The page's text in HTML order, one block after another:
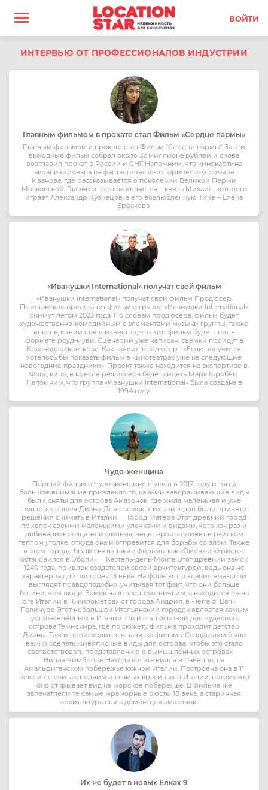
ВОЙТИ
ИНТЕРВЬЮ ОТ ПРОФЕССИОНАЛОВ ИНДУСТРИИ
Главным фильмом в прокате стал Фильм «Сердце пармы»
Главным фильмом в прокате стал Фильм "Сердце пармы" За эти
выходные фильм собрал около 32 миллиона рублей и снова
возглавил прокат в России и СНГ. Напомним, что кинокартина
экранизирована на фантастическо-историческом романе
Иванова, где рассказывается о поколении Великой Перми
Московской. Главным героем является – князь Михаил, которого
играет Александр Кузнецов, а его возлюбленную Тиче – Елена
Ербакова.
«Иванушки International» получат свой фильм
«Иванушки International» получат свой фильм Продюсер
Пристансков представит фильм о группе «Иванушки International»
снимут летом 2023 года. По словам продюсера, фильм будет
художественно-комедийным с элементами музыки группы, также
впоследствии стало известно, что этот фильм будет снят в
формате роуд-муви. Сценарий уже написан, съемки пройдут в
Краснодарском крае. Как заявил продюсер - «Если получится,
хотелось бы показать фильм в кинотеатрах уже на следующие
новогодние праздники». Проект также находится на экспертизе в
Фонд кино, в кресле режиссера будет сидеть Марк Горобец.
Напомним, что группа «Иванушки International» была создана в
1994 году.
Чудо-женщина
Первый фильм о Чудо-женщине вышел в 2017 году и тогда
большое внимание привлекло то, какими завораживающие виды
были сняты для острова Амазонок, где жила маленькая и уже
повзрослевшая Диана. Для съемок этих эпизодов было принято
решения снимать в Италии. Город Матера Этот древний город
привлек своими маленькими улочками и видами, чего как раз и
добивались создатели фильма, ведь героиня живет в райском
теплом уголке, откуда она и отправится для борьбы со злом. Также
в этом городе были сняты такие фильмы как «Омен» и «Христос
остановился в Эболи» Кастель-дель-Монте Этот древний замок
1240 года, привлек создателей своей архитектурой, ведь она не
характерна для построек 13 века. На фоне этого здания амазонки
выглядят правдоподобно, учитывая тот факт, что они больше
богини, чем люди. Замок называют охотничьим, а находится он на
юге Италии в 16 километрах от города Андрия, в «Terra di Bari».
Палинуро Этот небольшой Итальянский городок является самым
густонаселенным в Италии. Он и стал основой для чудесного
острова Темискира, где по сюжету фильма проходит детство
Дианы. Там и происходит вся завязка фильма. Создателям было
важно сделать живописные виды для острова, чтобы это стало
соответствовать представлению о вымышленных островах.
Вилла Чимброне Находится эта вилла в Равелло, на
Амальфитанском побережье южной Италии. Построена она в 11
веке и ее считают одним из самых красивых в Италии, потому что
оно открывает вид на морское побережье. В фильме же
запечатлели те самые мраморные бюсты 18 века, а старинная
архитектура стала домом для амазонок.
Их не будет в новых Елках 9